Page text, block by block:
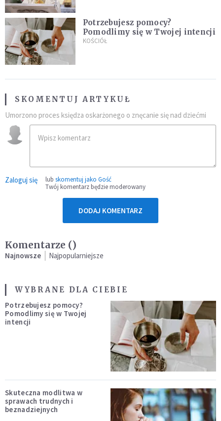
Potrzebujesz pomocy?
Pomodlimy się w Twojej intencji
KOŚCIÓŁ
SKOMENTUJ ARTYKUŁ
Umorzono proces księdza oskarżonego o znęcanie się nad dziećmi
Zaloguj się lub skomentuj jako Gość
Twój komentarz będzie moderowany
DODAJ KOMENTARZ
Komentarze ()
Najnowsze Najpopularniejsze
WYBRANE DLA CIEBIE
Potrzebujesz pomocy?
Pomodlimy się w Twojej
intencji
Skuteczna modlitwa w
sprawach trudnych i
beznadziejnych